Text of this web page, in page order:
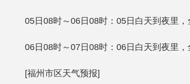
05日08时～06日08时：05日白天到夜里，
06日08时～07日08时：06日白天到夜里，
[福州市区天气预报]